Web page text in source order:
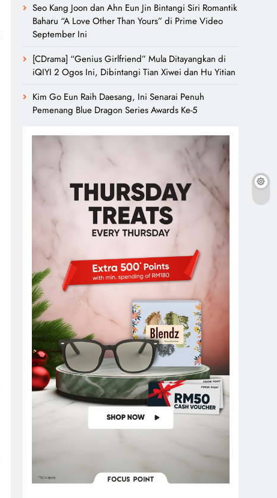
Seo Kang Joon dan Ahn Eun Jin Bintangi Siri Romantik
Baharu “A Love Other Than Yours” di Prime Video
September Ini
[CDrama] “Genius Girlfriend” Mula Ditayangkan di
iQIYI 2 Ogos Ini, Dibintangi Tian Xiwei dan Hu Yitian
Kim Go Eun Raih Daesang, Ini Senarai Penuh
Pemenang Blue Dragon Series Awards Ke-5